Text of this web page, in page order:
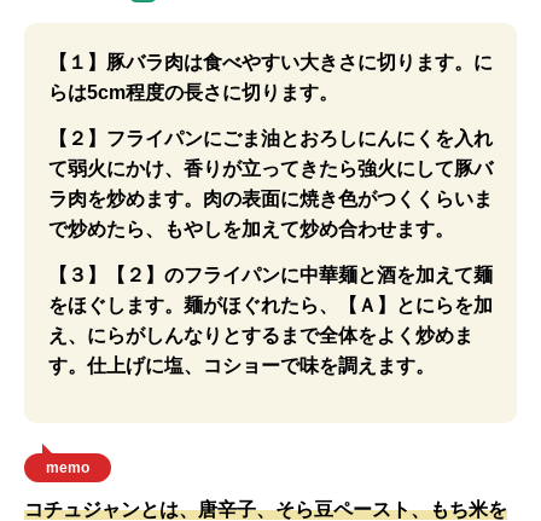
【１】豚バラ肉は食べやすい大きさに切ります。に
らは5cm程度の長さに切ります。
【２】フライパンにごま油とおろしにんにくを入れ
て弱火にかけ、香りが立ってきたら強火にして豚バ
ラ肉を炒めます。肉の表面に焼き色がつくくらいま
で炒めたら、もやしを加えて炒め合わせます。
【３】【２】のフライパンに中華麺と酒を加えて麺
をほぐします。麺がほぐれたら、【Ａ】とにらを加
え、にらがしんなりとするまで全体をよく炒めま
す。仕上げに塩、コショーで味を調えます。
memo
コチュジャンとは、唐辛子、そら豆ペースト、もち米を